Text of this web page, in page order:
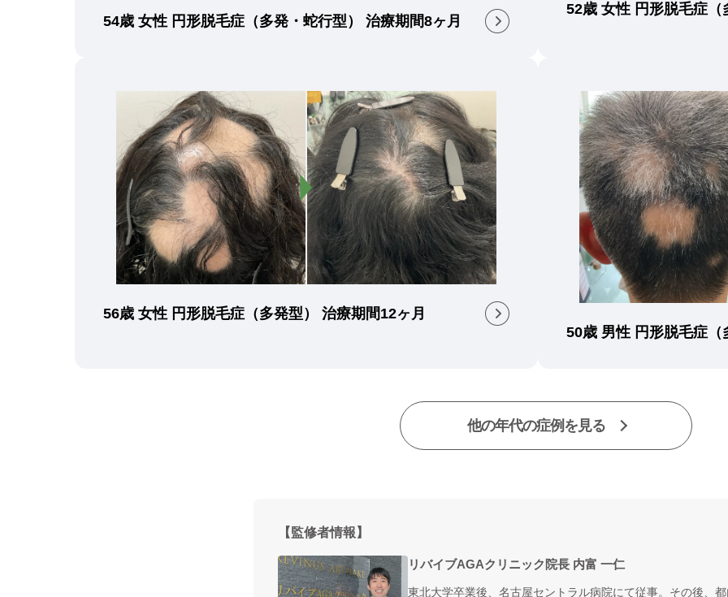
54歳 女性 円形脱毛症（多発・蛇行型） 治療期間8ヶ月
52歳 女性 円形脱毛症
56歳 女性 円形脱毛症（多発型） 治療期間12ヶ月
50歳 男性 円形脱毛症
他の年代の症例を見る
【監修者情報】
リバイブAGAクリニック院長 内富 一仁
東北大学卒業後、名古屋セントラル病院にて従事。その後、